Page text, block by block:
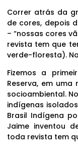
Correr atrás da
de cores, depois
– “nossas cores
revista tem que
verde-floresta).
Fizemos a
Reserva, em
socioambiental.
indígenas isolados
Brasil Indígena
Jaime inventou
toda revista tem